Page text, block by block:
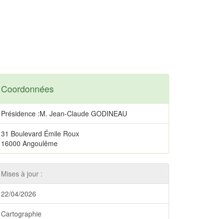
Coordonnées
Présidence :M. Jean-Claude GODINEAU
31 Boulevard Émile Roux
16000 Angoulême
Mises à jour :
22/04/2026
Cartographie